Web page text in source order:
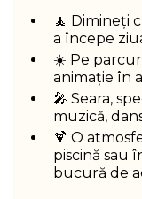
🧘 Dimineți
a începe
☀️ Pe
animație în
🎤 Seara,
muzică,
🍹 O
piscină sau
bucură de